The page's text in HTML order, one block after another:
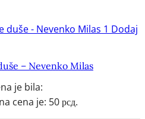
Dodaj
– Nevenko Milas
je bila:
cena je: 50 рсд.